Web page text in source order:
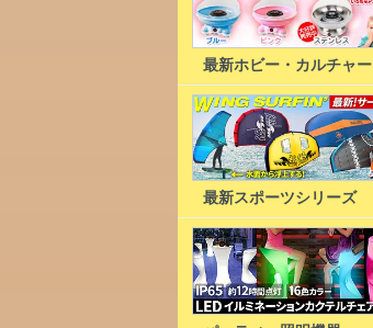
最新ホビー・カルチャー
最新スポーツシリーズ